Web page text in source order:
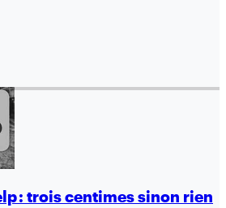
: trois centimes sinon rien